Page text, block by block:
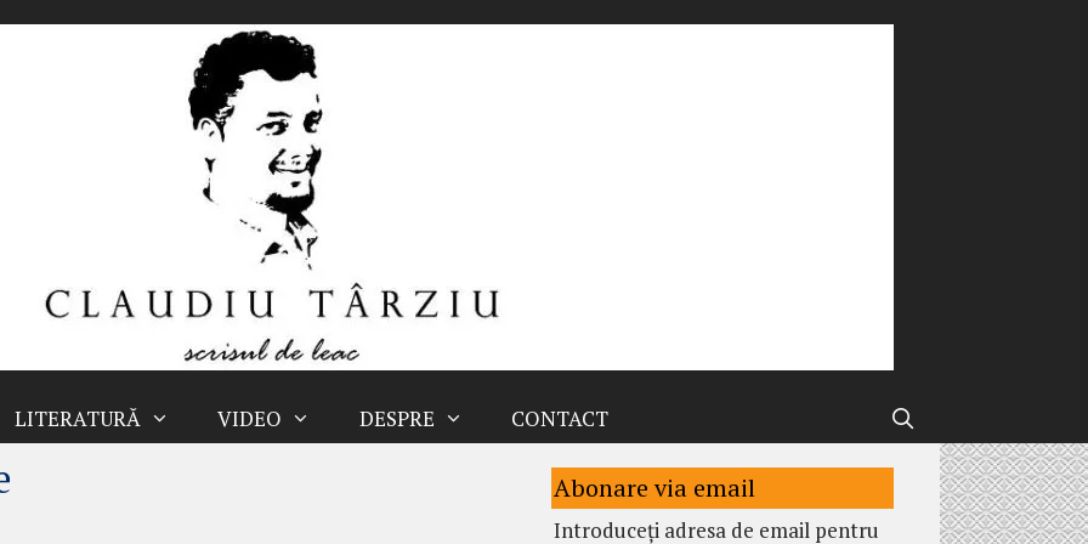
LITERATURĂ VIDEO DESPRE CONTACT
Abonare via email
Introduceți adresa de email pentru